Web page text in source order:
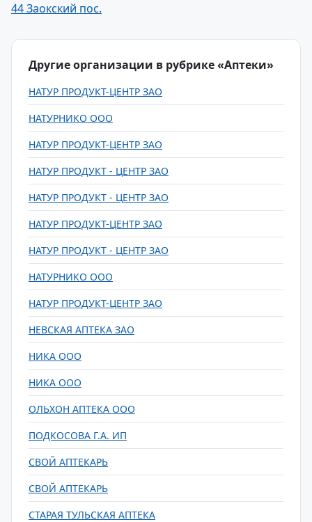
44 Заокский пос.
Другие организации в рубрике «Аптеки»
НАТУР ПРОДУКТ-ЦЕНТР ЗАО
НАТУРНИКО ООО
НАТУР ПРОДУКТ-ЦЕНТР ЗАО
НАТУР ПРОДУКТ - ЦЕНТР ЗАО
НАТУР ПРОДУКТ - ЦЕНТР ЗАО
НАТУР ПРОДУКТ-ЦЕНТР ЗАО
НАТУР ПРОДУКТ - ЦЕНТР ЗАО
НАТУРНИКО ООО
НАТУР ПРОДУКТ-ЦЕНТР ЗАО
НЕВСКАЯ АПТЕКА ЗАО
НИКА ООО
НИКА ООО
ОЛЬХОН АПТЕКА ООО
ПОДКОСОВА Г.А. ИП
СВОЙ АПТЕКАРЬ
СВОЙ АПТЕКАРЬ
СТАРАЯ ТУЛЬСКАЯ АПТЕКА